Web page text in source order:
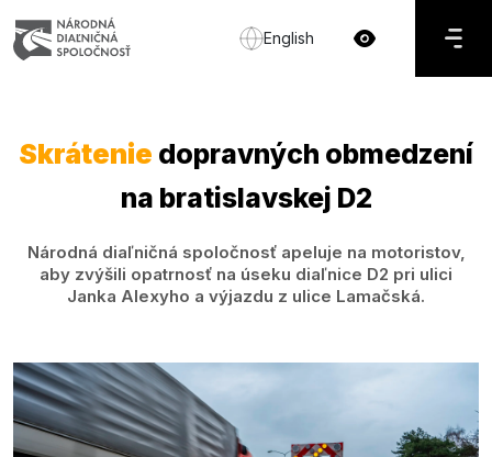
English
Skrátenie dopravných obmedzení
na bratislavskej D2
Národná diaľničná spoločnosť apeluje na motoristov,
aby zvýšili opatrnosť na úseku diaľnice D2 pri ulici
Janka Alexyho a výjazdu z ulice Lamačská.